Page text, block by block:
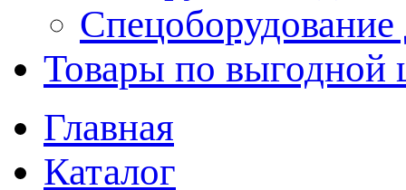
Спецоборудование
Товары по выгодной
Главная
Каталог